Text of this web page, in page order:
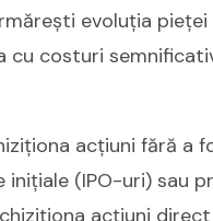
evoluția
costuri
acțiuni fără a
(IPO-uri) sau
acțiuni